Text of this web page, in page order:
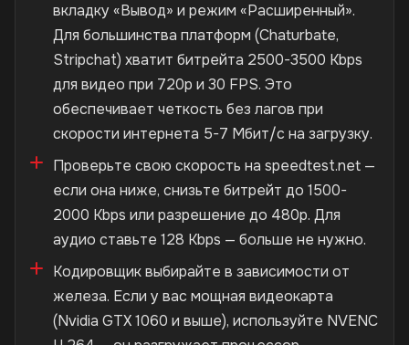
вкладку «Вывод» и режим «Расширенный».
Для большинства платформ (Chaturbate,
Stripchat) хватит битрейта 2500-3500 Kbps
для видео при 720p и 30 FPS. Это
обеспечивает четкость без лагов при
скорости интернета 5-7 Мбит/с на загрузку.
Проверьте свою скорость на speedtest.net —
если она ниже, снизьте битрейт до 1500-
2000 Kbps или разрешение до 480p. Для
аудио ставьте 128 Kbps — больше не нужно.
Кодировщик выбирайте в зависимости от
железа. Если у вас мощная видеокарта
(Nvidia GTX 1060 и выше), используйте NVENC